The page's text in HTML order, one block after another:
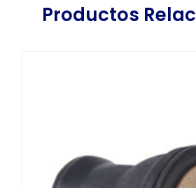
Productos